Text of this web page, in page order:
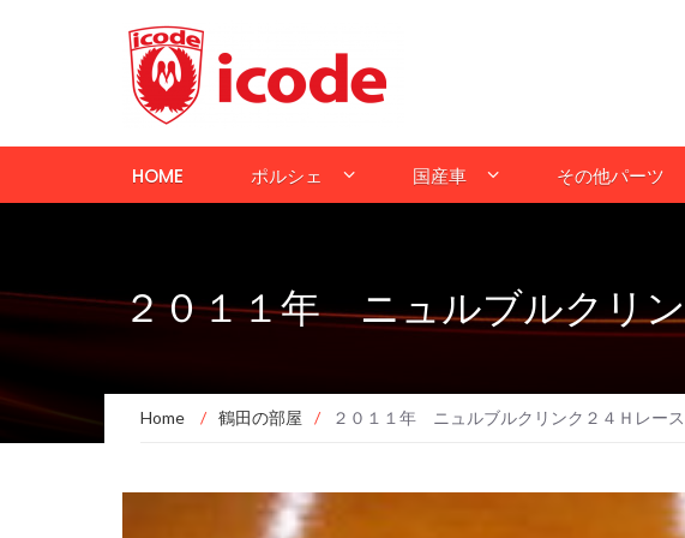
HOME ポルシェ 国産車 その他パーツ
２０１１年 ニュルブルクリ
Home / 鶴田の部屋 / ２０１１年 ニュルブルクリンク２４Ｈレー